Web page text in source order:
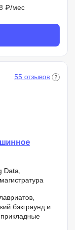
₽/мес
55 отзывов
Data,
бэкграунд и
прикладные